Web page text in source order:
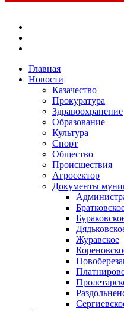
Главная
Новости
Казачество
Прокуратура
Здравоохранение
Образование
Культура
Спорт
Общество
Происшествия
Агросектор
Документы
Журавское